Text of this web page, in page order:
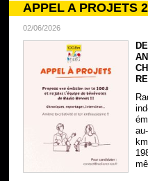
APPEL A PROJETS
02/06/2026